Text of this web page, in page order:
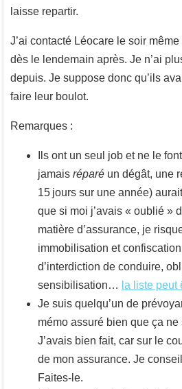
laisse repartir.
J’ai contacté Léocare le soir
dès le lendemain après. Je n’ai
depuis. Je suppose donc qu’ils
faire leur boulot.
Remarques :
Ils ont un seul job et ne le
jamais réparé un dégât, une
15 jours sur une année)
que si moi j’avais « oublié »
matière d’assurance, je
immobilisation et
d’interdiction de conduire,
sensibilisation… la liste peut
Je suis quelqu’un de
mémo assuré bien que ça
J’avais bien fait, car sur le
de mon assurance. Je
Faites-le.